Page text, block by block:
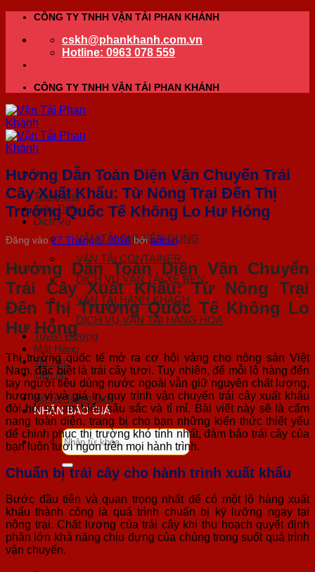
CÔNG TY TNHH VẬN TẢI PHAN KHÁNH
cskh@phankhanh.com.vn
Hotline: 0963 078 559
CÔNG TY TNHH VẬN TẢI PHAN KHÁNH
Trang chủ
Giới Thiệu
Dịch Vụ
VẬN TẢI CHUYÊN DỤNG
VẬN TẢI CONTAINER
DỊCH VỤ VẬN TẢI XE BEN
VẬN TẢI HÀNH KHÁCH
DỊCH VỤ VẬN TẢI HÀNG HOÁ
Tuyến Đường
Mặt Hàng
Tin Tức
Liên hệ
Hồ Sơ Năng Lực
NHẬN BÁO GIÁ
Tìm
kiếm:
Hướng Dẫn Toàn Diện Vận Chuyển Trái
Cây Xuất Khẩu: Từ Nông Trại Đến Thị
Trường Quốc Tế Không Lo Hư Hỏng
Đăng vào27 Tháng 5, 2026 bởiadmin
Hướng Dẫn Toàn Diện Vận Chuyển
Trái Cây Xuất Khẩu: Từ Nông Trại
Đến Thị Trường Quốc Tế Không Lo
Hư Hỏng
Thị trường quốc tế mở ra cơ hội vàng cho nông sản Việt
Nam, đặc biệt là trái cây tươi. Tuy nhiên, để mỗi lô hàng đến
tay người tiêu dùng nước ngoài vẫn giữ nguyên chất lượng,
hương vị và giá trị, quy trình vận chuyển trái cây xuất khẩu
đòi hỏi sự am hiểu sâu sắc và tỉ mỉ. Bài viết này sẽ là cẩm
nang toàn diện, trang bị cho bạn những kiến thức thiết yếu
để chinh phục thị trường khó tính nhất, đảm bảo trái cây của
bạn luôn tươi ngon trên mọi hành trình.
Chuẩn bị trái cây cho hành trình xuất khẩu
Bước đầu tiên và quan trọng nhất để có một lô hàng xuất
khẩu thành công là quá trình chuẩn bị kỹ lưỡng ngay tại
nông trại. Chất lượng của trái cây khi thu hoạch quyết định
phần lớn khả năng chịu đựng của chúng trong suốt quá trình
vận chuyển.